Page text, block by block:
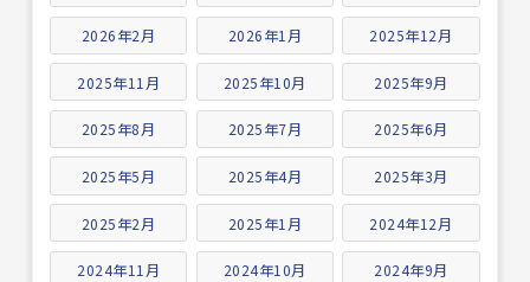
2026年2月 2026年1月 2025年12月
2025年11月 2025年10月 2025年9月
2025年8月 2025年7月 2025年6月
2025年5月 2025年4月 2025年3月
2025年2月 2025年1月 2024年12月
2024年11月 2024年10月 2024年9月